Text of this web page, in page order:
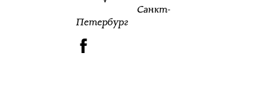
Санкт-
Петербург